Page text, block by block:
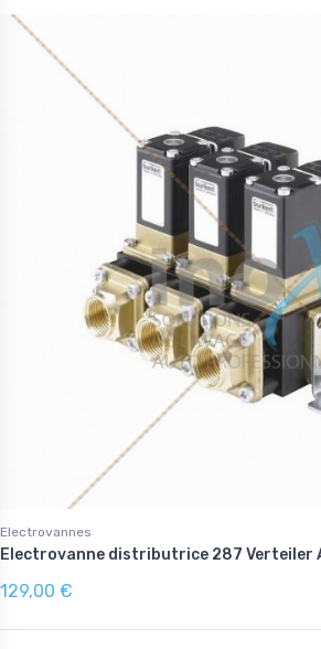
Electrovannes
Electrovanne distributrice 287 Verteiler
129,00 €